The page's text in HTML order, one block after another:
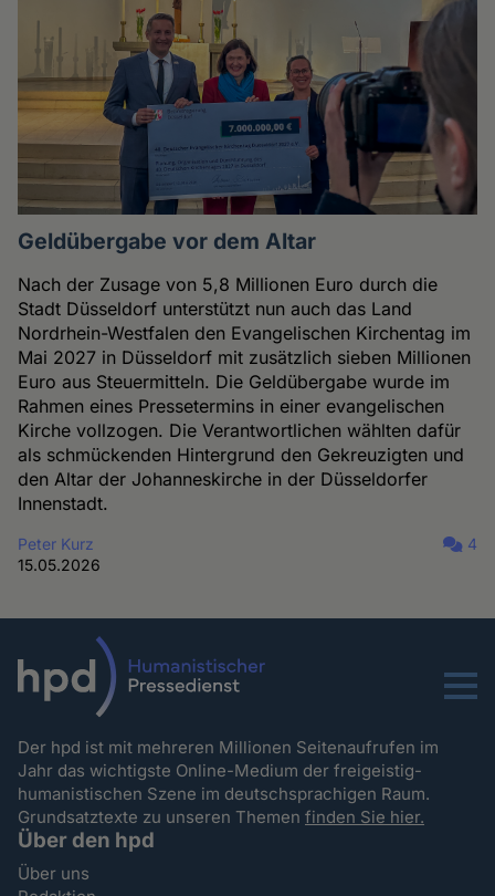
Geldübergabe vor dem Altar
Nach der Zusage von 5,8 Millionen Euro durch die
Stadt Düsseldorf unterstützt nun auch das Land
Nordrhein-Westfalen den Evangelischen Kirchentag im
Mai 2027 in Düsseldorf mit zusätzlich sieben Millionen
Euro aus Steuermitteln. Die Geldübergabe wurde im
Rahmen eines Pressetermins in einer evangelischen
Kirche vollzogen. Die Verantwortlichen wählten dafür
als schmückenden Hintergrund den Gekreuzigten und
den Altar der Johanneskirche in der Düsseldorfer
Innenstadt.
Peter Kurz
15.05.2026
4
Menu
Der hpd ist mit mehreren Millionen Seitenaufrufen im
Jahr das wichtigste Online-Medium der freigeistig-
humanistischen Szene im deutschsprachigen Raum.
Grundsatztexte zu unseren Themenfinden Sie hier.
Über den hpd
Über uns